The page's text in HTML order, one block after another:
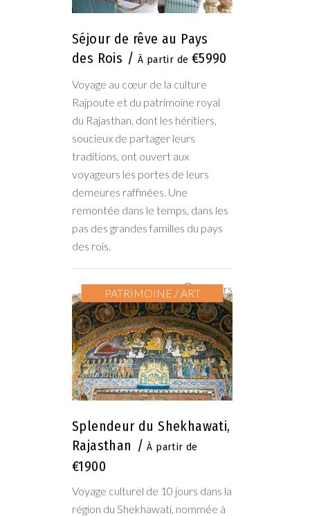
Séjour de rêve au Pays
des Rois
€5990
Voyage au cœur de la culture
Rajpoute et du patrimoine royal
du Rajasthan, dont les héritiers,
soucieux de partager leurs
traditions, ont ouvert aux
voyageurs les portes de leurs
demeures raffinées. Une
remontée dans le temps, dans les
pas des grandes familles du pays
des rois.
23 jours
PATRIMOINE / ART
Splendeur du Shekhawati,
Rajasthan
€1900
Voyage culturel de 10 jours dans la
région du Shekhawati, nommée à